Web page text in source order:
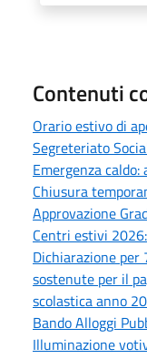
Contenuti
Orario estivo di
Segreteriato
Emergenza
Chiusura
Approvazione
Centri estivi
Dichiarazione
sostenute per il
scolastica anno
Bando Alloggi
Illuminazione